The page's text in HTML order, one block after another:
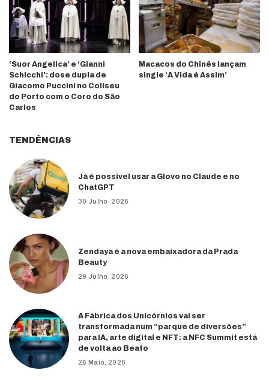
‘Suor Angelica’ e ‘Gianni
Schicchi’: dose dupla de
Giacomo Puccini no Coliseu
do Porto com o Coro do São
Carlos
Macacos do Chinês lançam
single ‘A Vida é Assim’
TENDÊNCIAS
Já é possível usar a Glovo no Claude e no
ChatGPT
30 Julho, 2026
Zendaya é a nova embaixadora da Prada
Beauty
29 Julho, 2026
A Fábrica dos Unicórnios vai ser
transformada num “parque de diversões”
para IA, arte digital e NFT: a NFC Summit está
de volta ao Beato
26 Maio, 2026